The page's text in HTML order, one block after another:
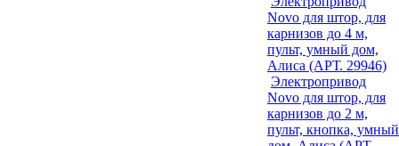
Novo для штор, для
карнизов до 4 м,
пульт, умный дом,
Алиса (АРТ. 29946)
Электропривод
Novo для штор, для
карнизов до 2 м,
пульт, кнопка, умный